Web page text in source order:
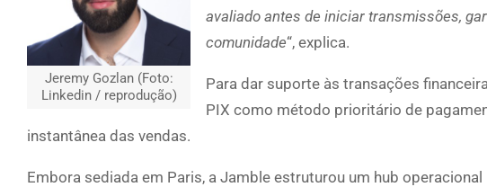
Jeremy Gozlan (Foto:
Linkedin / reprodução)
avaliado antes de iniciar transmissões,
comunidade“, explica.
Para dar suporte às transações
PIX como método prioritário de
instantânea das vendas.
Embora sediada em Paris, a Jamble estruturou um hub